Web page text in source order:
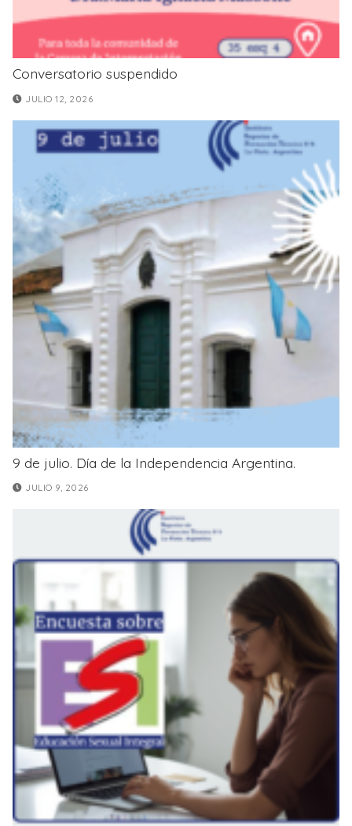
Conversatorio suspendido
JULIO 12, 2026
9 de julio. Día de la Independencia Argentina.
JULIO 9, 2026